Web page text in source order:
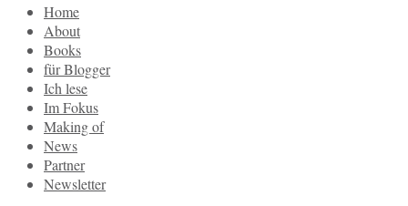
Home
About
Books
für Blogger
Ich lese
Im Fokus
Making of
News
Partner
Newsletter